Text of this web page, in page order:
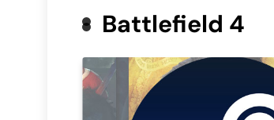
Battlefield 4